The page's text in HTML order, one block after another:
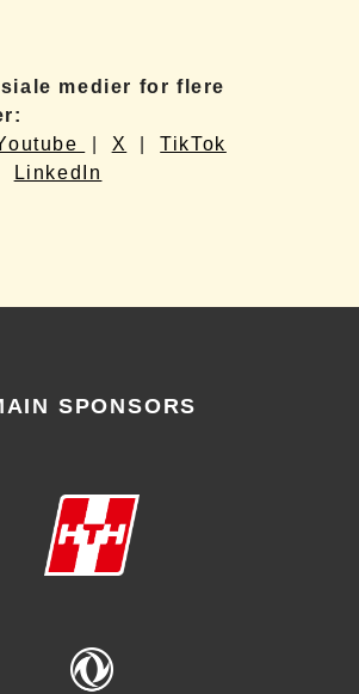
medier for flere
X |TikTok
LinkedIn
SPONSORS